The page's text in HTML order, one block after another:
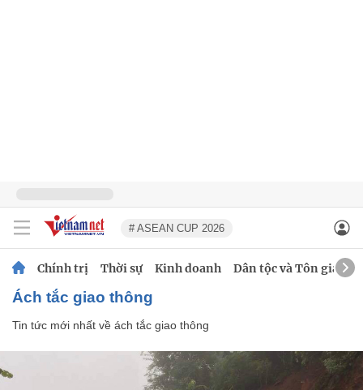
# ASEAN CUP 2026
Chính trị Thời sự Kinh doanh Dân tộc và Tôn giáo
ách tắc giao thông
Tin tức mới nhất về ách tắc giao thông